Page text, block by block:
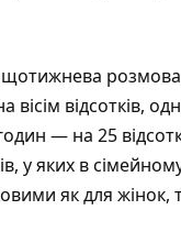
вісім відсотків,
— на 25
у яких в
як для жінок,